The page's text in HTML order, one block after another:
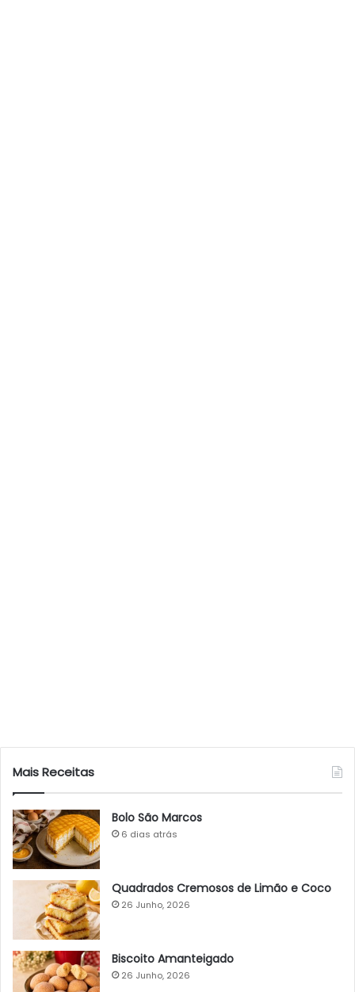
Mais Receitas
Bolo São Marcos
6 dias atrás
Quadrados Cremosos de Limão e Coco
26 Junho, 2026
Biscoito Amanteigado
26 Junho, 2026